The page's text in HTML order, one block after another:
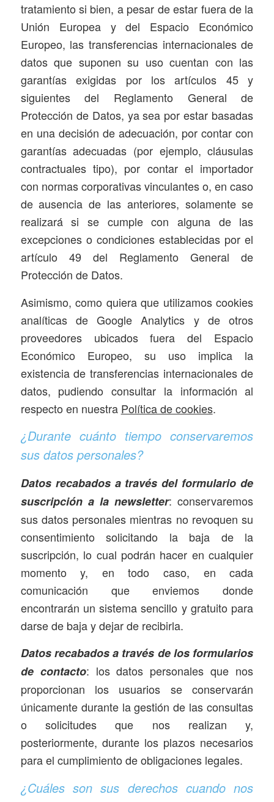
tratamiento si bien, a pesar de estar fuera de la
Unión Europea y del Espacio Económico
Europeo, las transferencias internacionales de
datos que suponen su uso cuentan con las
garantías exigidas por los artículos 45 y
siguientes del Reglamento General de
Protección de Datos, ya sea por estar basadas
en una decisión de adecuación, por contar con
garantías adecuadas (por ejemplo, cláusulas
contractuales tipo), por contar el importador
con normas corporativas vinculantes o, en caso
de ausencia de las anteriores, solamente se
realizará si se cumple con alguna de las
excepciones o condiciones establecidas por el
artículo 49 del Reglamento General de
Protección de Datos.
Asimismo, como quiera que utilizamos cookies
analíticas de Google Analytics y de otros
proveedores ubicados fuera del Espacio
Económico Europeo, su uso implica la
existencia de transferencias internacionales de
datos, pudiendo consultar la información al
respecto en nuestra Política de cookies.
¿Durante cuánto tiempo conservaremos
sus datos personales?
Datos recabados a través del formulario de
suscripción a la newsletter: conservaremos
sus datos personales mientras no revoquen su
consentimiento solicitando la baja de la
suscripción, lo cual podrán hacer en cualquier
momento y, en todo caso, en cada
comunicación que enviemos donde
encontrarán un sistema sencillo y gratuito para
darse de baja y dejar de recibirla.
Datos recabados a través de los formularios
de contacto: los datos personales que nos
proporcionan los usuarios se conservarán
únicamente durante la gestión de las consultas
o solicitudes que nos realizan y,
posteriormente, durante los plazos necesarios
para el cumplimiento de obligaciones legales.
¿Cuáles son sus derechos cuando nos